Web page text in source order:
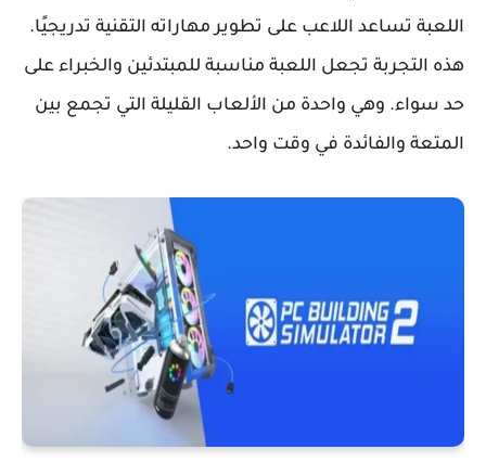
اللعبة تساعد اللاعب على تطوير مهاراته التقنية تدريجيًا.
هذه التجربة تجعل اللعبة مناسبة للمبتدئين والخبراء على
حد سواء. وهي واحدة من الألعاب القليلة التي تجمع بين
المتعة والفائدة في وقت واحد.